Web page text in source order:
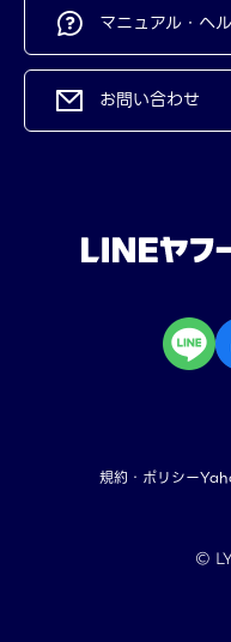
マニュアル・ヘ
お問い合わせ
規約・ポリシー
©︎